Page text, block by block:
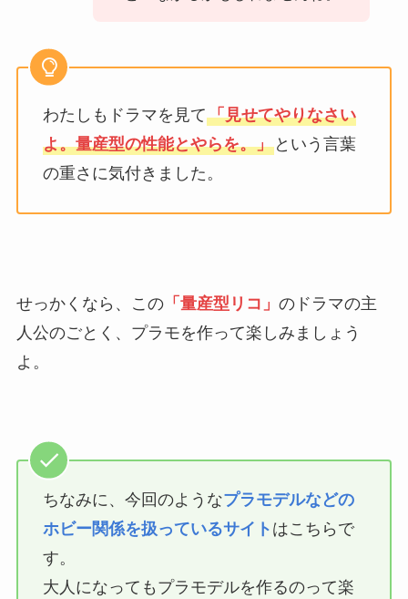
わたしもドラマを見て「見せてやりなさい
よ。量産型の性能とやらを。」という言葉
の重さに気付きました。
せっかくなら、この「 量産型リコ 」 のドラマの主
人公のごとく、プラモを作って楽しみましょう
よ。
ちなみに、今回のようなプラモデルなどの
ホビー関係を扱っているサイト はこちらで
す。
大人になってもプラモデルを作るのって楽